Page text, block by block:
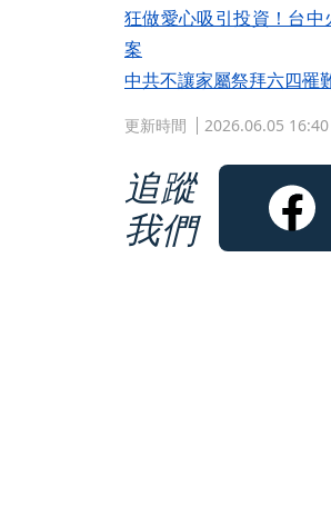
狂做愛心吸引投資！台
案
中共不讓家屬祭拜六四
更新時間 2026.06.05
追蹤
我們